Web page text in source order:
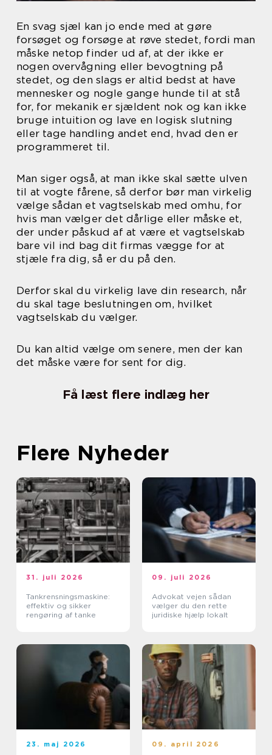
En svag sjæl kan jo ende med at gøre
forsøget og forsøge at røve stedet, fordi man
måske netop finder ud af, at der ikke er
nogen overvågning eller bevogtning på
stedet, og den slags er altid bedst at have
mennesker og nogle gange hunde til at stå
for, for mekanik er sjældent nok og kan ikke
bruge intuition og lave en logisk slutning
eller tage handling andet end, hvad den er
programmeret til.
Man siger også, at man ikke skal sætte ulven
til at vogte fårene, så derfor bør man virkelig
vælge sådan et vagtselskab med omhu, for
hvis man vælger det dårlige eller måske et,
der under påskud af at være et vagtselskab
bare vil ind bag dit firmas vægge for at
stjæle fra dig, så er du på den.
Derfor skal du virkelig lave din research, når
du skal tage beslutningen om, hvilket
vagtselskab du vælger.
Du kan altid vælge om senere, men der kan
det måske være for sent for dig.
Få læst flere indlæg her
Flere Nyheder
31. juli 2026
Tankrensningsmaskine:
effektiv og sikker
rengøring af tanke
09. juli 2026
Advokat vejen sådan
vælger du den rette
juridiske hjælp lokalt
23. maj 2026 09. april 2026